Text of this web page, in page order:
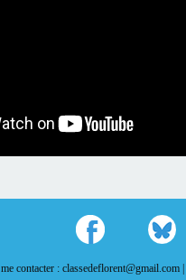
contacter : classedeflorent@gmail.com |